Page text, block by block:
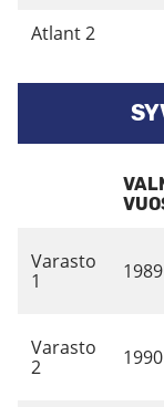
Atlant 2
Varasto
1
1989
Varasto
2
1990